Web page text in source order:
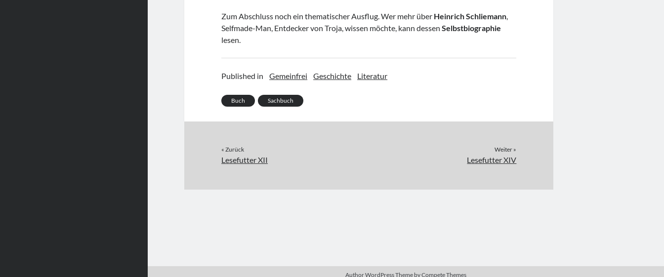
Zum Abschluss noch ein thematischer Ausflug. Wer mehr über Heinrich Schliemann,
Selfmade-Man, Entdecker von Troja, wissen möchte, kann dessenSelbstbiographie
lesen.
Published in Gemeinfrei Geschichte Literatur
Buch Sachbuch
« Zurück
Lesefutter XII
Weiter »
Lesefutter XIV
Author WordPress Themeby Compete Themes